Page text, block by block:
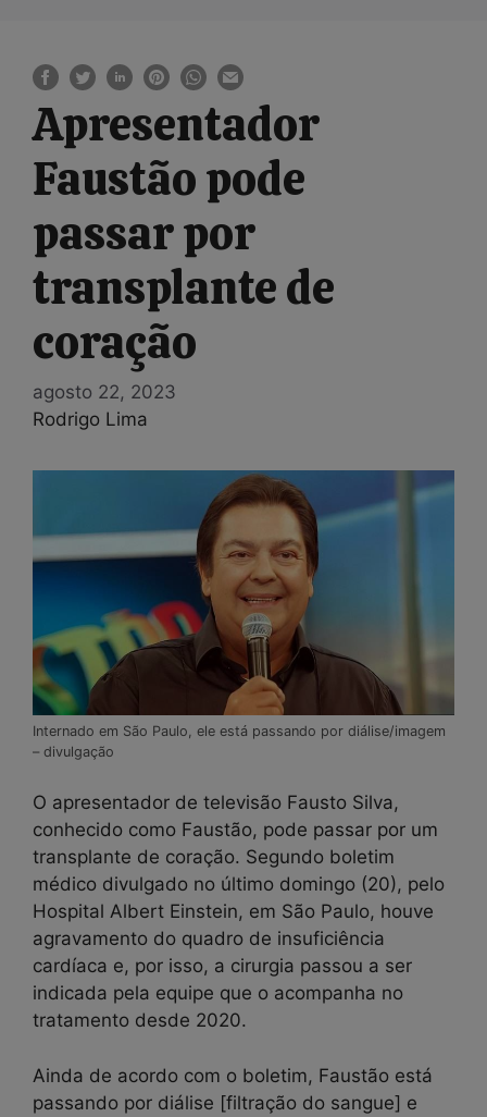
Apresentador
Faustão pode
passar por
transplante de
coração
agosto 22, 2023
Rodrigo Lima
Internado em São Paulo, ele está passando por diálise/imagem
– divulgação
O apresentador de televisão Fausto Silva,
conhecido como Faustão, pode passar por um
transplante de coração. Segundo boletim
médico divulgado no último domingo (20), pelo
Hospital Albert Einstein, em São Paulo, houve
agravamento do quadro de insuficiência
cardíaca e, por isso, a cirurgia passou a ser
indicada pela equipe que o acompanha no
tratamento desde 2020.
Ainda de acordo com o boletim, Faustão está
passando por diálise [filtração do sangue] e